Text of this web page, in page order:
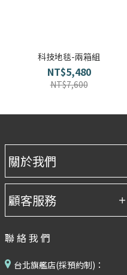
科技地毯-兩箱組
NT$5,480
NT$7,600
聯絡我們
台北旗艦店(採預約制)：